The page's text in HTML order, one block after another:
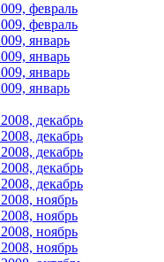
февраль
февраль
январь
январь
январь
январь
декабрь
декабрь
декабрь
декабрь
декабрь
ноябрь
ноябрь
ноябрь
ноябрь